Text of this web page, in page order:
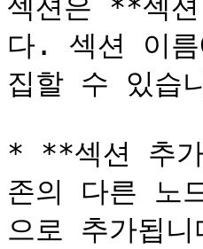
섹션은 **섹
다. 섹션 이름
집할 수 있습
* **섹션 추
존의 다른 노
으로 추가됩니